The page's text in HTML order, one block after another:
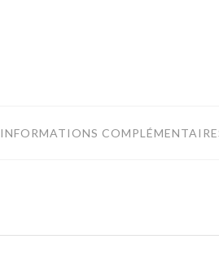
INFORMATIONS